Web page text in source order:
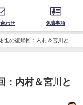
わせ 免責事項
也の復帰回：内村＆宮川との
：内村＆宮川と